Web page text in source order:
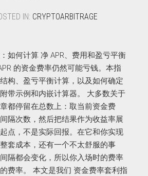
IN: CRYPTOARBITRAGE
如何计算 净 APR、费用和盈亏平衡
的资金费率仍然可能亏钱。本指
构、盈亏平衡计算，以及如何确定
带示例和内嵌计算器。 大多数关于
都停留在总数上：取当前资金费
隔次数，然后把结果作为收益率展
点，不是实际回报。在它和你实现
套成本，还有一个不太舒服的事
隔都会变化，所以你入场时的费率
费率。 本文是我们 资金费率套利指